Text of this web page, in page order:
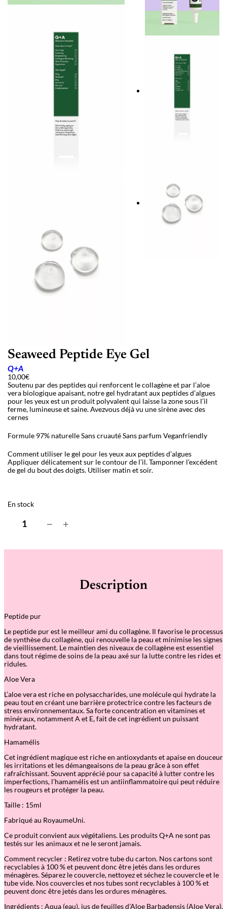
Seaweed Peptide Eye Gel
Q+A
10,00€
Soutenu par des peptides qui renforcent le collagène et par l’aloe
vera biologique apaisant, notre gel hydratant aux peptides d’algues
pour les yeux est un produit polyvalent qui laisse la zone sous l’il
ferme, lumineuse et saine. Avezvous déjà vu une sirène avec des
cernes
Formule 97% naturelleSans cruautéSans parfum Veganfriendly
Comment utiliser le gel pour les yeux aux peptides d’algues
Appliquer délicatement sur le contour de l’il. Tamponner l’excédent
de gel du bout des doigts. Utiliser matin et soir.
En stock
t
a
e
e
d
P
e
t
i
d
e
E
y
e
G
e
l
− +
Description
Peptide pur
Le peptide pur est le meilleur ami du collagène. Il favorise le processus
de synthèse du collagène, qui renouvelle la peau et minimise les signes
de vieillissement. Le maintien des niveaux de collagène est essentiel
dans tout régime de soins de la peau axé sur la lutte contre les rides et
ridules.
Aloe Vera
L’aloe vera est riche en polysaccharides, une molécule qui hydrate la
peau tout en créant une barrière protectrice contre les facteurs de
stress environnementaux. Sa forte concentration en vitamines et
minéraux, notamment A et E, fait de cet ingrédient un puissant
hydratant.
Hamamélis
Cet ingrédient magique est riche en antioxydants et apaise en douceur
les irritations et les démangeaisons de la peau grâce à son effet
rafraîchissant. Souvent apprécié pour sa capacité à lutter contre les
imperfections, l’hamamélis est un antiinflammatoire qui peut réduire
les rougeurs et protéger la peau.
Taille : 15ml
Fabriqué au RoyaumeUni.
Ce produit convient aux végétaliens. Les produits Q+A ne sont pas
testés sur les animaux et ne le seront jamais.
Comment recycler : Retirez votre tube du carton. Nos cartons sont
recyclables à 100 % et peuvent donc être jetés dans les ordures
ménagères. Séparez le couvercle, nettoyez et séchez le couvercle et le
tube vide. Nos couvercles et nos tubes sont recyclables à 100 % et
peuvent donc être jetés dans les ordures ménagères.
Ingrédients : Aqua (eau), jus de feuilles d’Aloe Barbadensis (Aloe Vera),